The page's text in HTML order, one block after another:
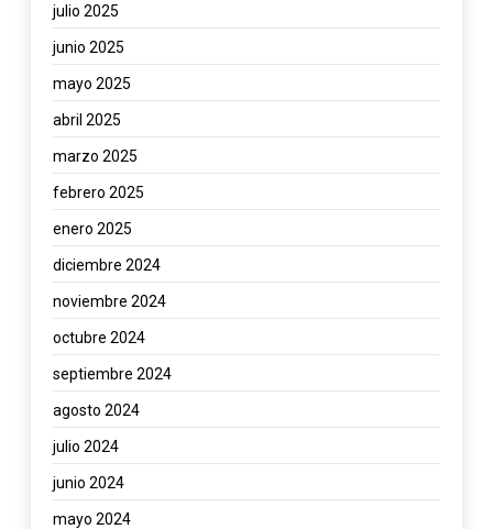
julio 2025
junio 2025
mayo 2025
abril 2025
marzo 2025
febrero 2025
enero 2025
diciembre 2024
noviembre 2024
octubre 2024
septiembre 2024
agosto 2024
julio 2024
junio 2024
mayo 2024